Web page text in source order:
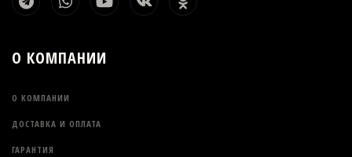
О КОМПАНИИ
О КОМПАНИИ
ДОСТАВКА И ОПЛАТА
ГАРАНТИЯ